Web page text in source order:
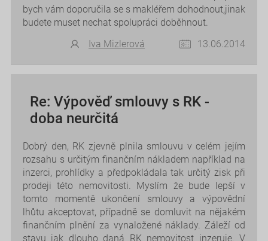
bych vám doporučila se s makléřem dohodnout,jinak
budete muset nechat spolupráci doběhnout.
Iva Mizlerová
13.06.2014
Re: Výpověď smlouvy s RK -
doba neurčitá
Dobrý den, RK zjevně plnila smlouvu v celém jejím
rozsahu s určitým finančním nákladem například na
inzerci, prohlídky a předpokládala tak určitý zisk při
prodeji této nemovitosti. Myslím že bude lepší v
tomto momentě ukončení smlouvy a výpovědní
lhůtu akceptovat, případně se domluvit na nějakém
finančním plnění za vynaložené náklady. Záleží od
stavu jak dlouho daná RK nemovitost inzeruje. V